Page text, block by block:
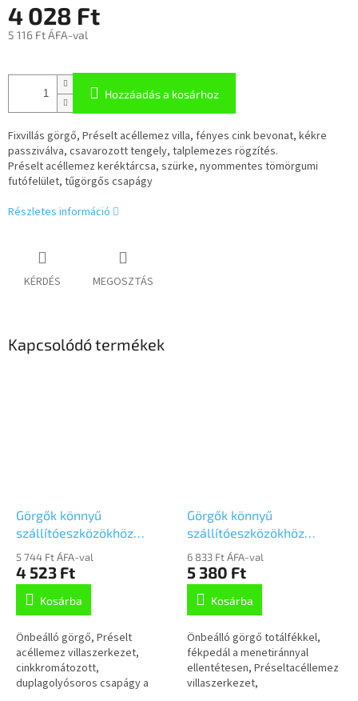
4 028 Ft
5 116 Ft ÁFA-val
Hozzáadás a kosárhoz
Fixvillás görgő, Préselt acéllemez villa, fényes cink bevonat, kékre
passziválva, csavarozott tengely, talplemezes rögzítés.
Préselt acéllemez keréktárcsa, szürke, nyommentes tömörgumi
futófelület, tűgörgős csapágy
Részletes információ
KÉRDÉS MEGOSZTÁS
Kapcsolódó termékek
Görgők könnyű
szállítóeszközökhöz
125mm,
önbeálló,Talplemezzel,
3370DIR125P62
5 744 Ft ÁFA-val
4 523 Ft
Kosárba
Önbeálló görgő, Préselt
acéllemez villaszerkezet,
cinkkromátozott,
duplagolyósoros csapágy a
Görgők könnyű
szállítóeszközökhöz
125mm,
fékkel,Talplemezzel,
3377DIR125P62
6 833 Ft ÁFA-val
5 380 Ft
Kosárba
Önbeálló görgő totálfékkel,
fékpedál a menetiránnyal
ellentétesen, Préseltacéllemez
villaszerkezet,